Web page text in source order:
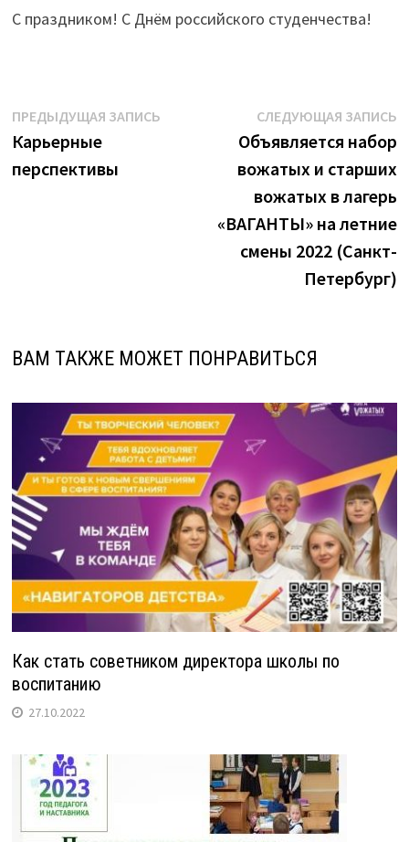
С праздником! С Днём российского студенчества!
Навигация
по
записям
ПРЕДЫДУЩАЯ ЗАПИСЬ
Карьерные
перспективы
СЛЕДУЮЩАЯ ЗАПИСЬ
Объявляется набор
вожатых и старших
вожатых в лагерь
«ВАГАНТЫ» на летние
смены 2022 (Санкт-
Петербург)
ВАМ ТАКЖЕ МОЖЕТ ПОНРАВИТЬСЯ
Как стать советником директора школы по
воспитанию
27.10.2022